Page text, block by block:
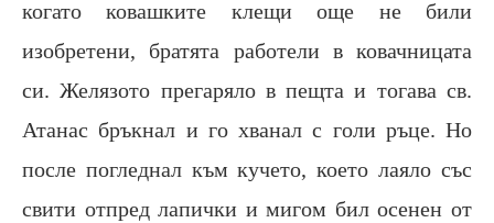
когато ковашките клещи още не били
изобретени, братята работели в ковачницата
си. Желязото прегаряло в пещта и тогава св.
Атанас бръкнал и го хванал с голи ръце. Но
после погледнал към кучето, което лаяло със
свити отпред лапички и мигом бил осенен от